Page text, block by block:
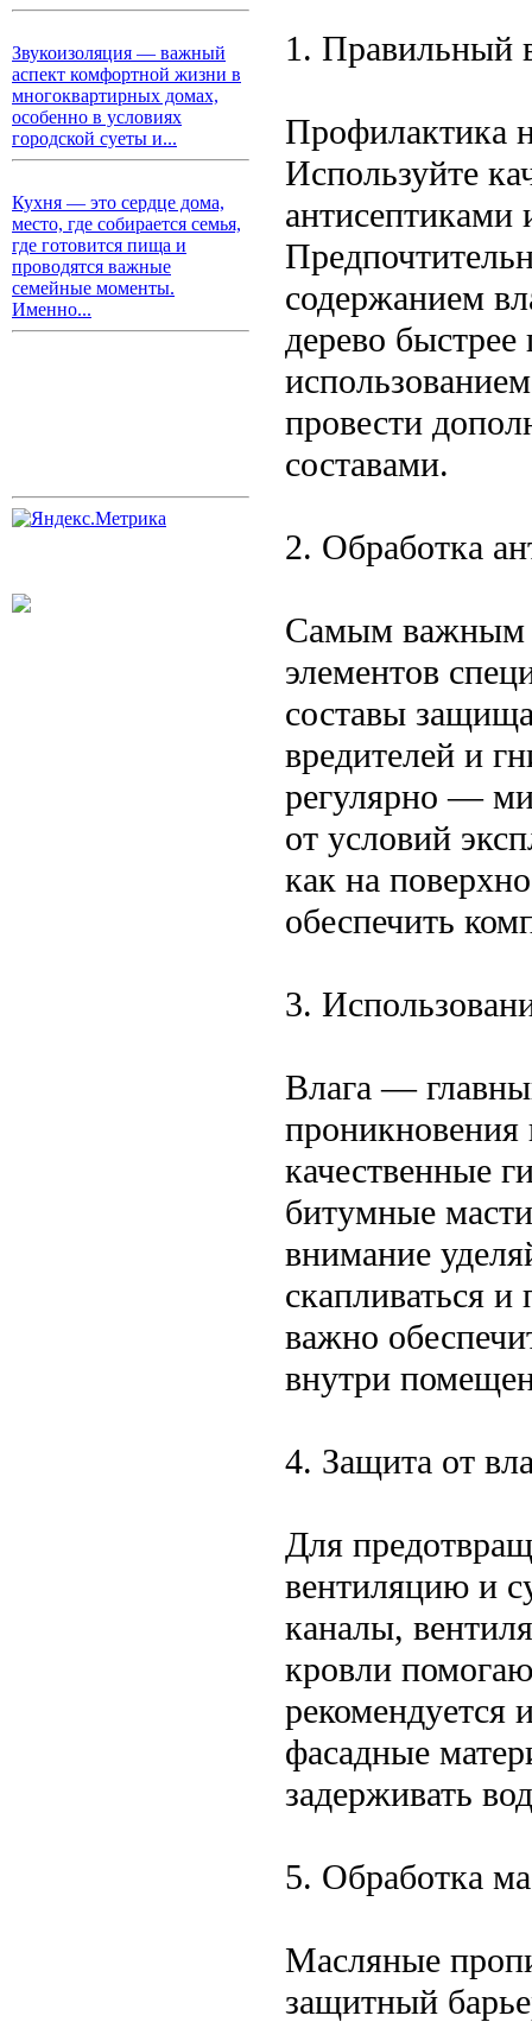
Звукоизоляция — важный
аспект комфортной жизни в
многоквартирных домах,
особенно в условиях
городской суеты и...
Кухня — это сердце дома,
место, где собирается семья,
где готовится пища и
проводятся важные
семейные моменты.
Именно...
1. Правильный
Профилактика
Используйте
антисептиками
содержанием
дерево
провести
составами.
2. Обработка
Самым важным
элементов
составы
вредителей и
регулярно —
от условий
как на
обеспечить
3.
Влага —
проникновения
качественные
битумные
внимание
скапливаться и
важно
внутри
4. Защита от
Для
вентиляцию и
каналы,
кровли
рекомендуется
фасадные
задерживать
5. Обработка
Масляные
защитный